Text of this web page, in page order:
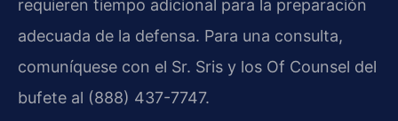
requieren tiempo adicional para la preparación
adecuada de la defensa. Para una consulta,
comuníquese con el Sr. Sris y los Of Counsel del
bufete al (888) 437-7747.